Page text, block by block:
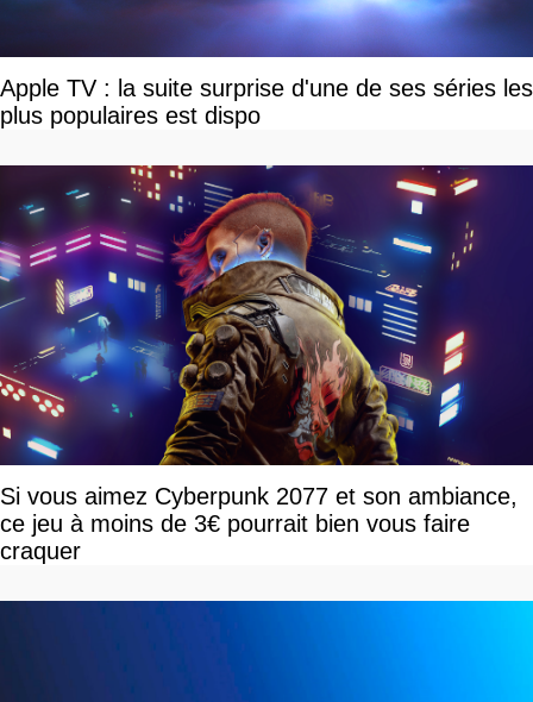
Apple TV : la suite surprise d'une de ses séries les
plus populaires est dispo
Si vous aimez Cyberpunk 2077 et son ambiance,
ce jeu à moins de 3€ pourrait bien vous faire
craquer